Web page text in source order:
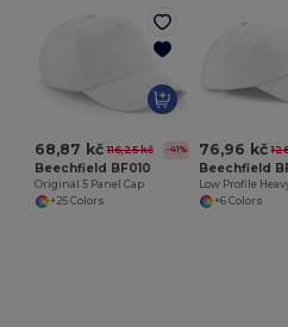
68,87 kč 116,25 kč -41%
Beechfield BF010
Original 5 Panel Cap
+25 Colors
76,96 kč
Beechfield
+6 Colors